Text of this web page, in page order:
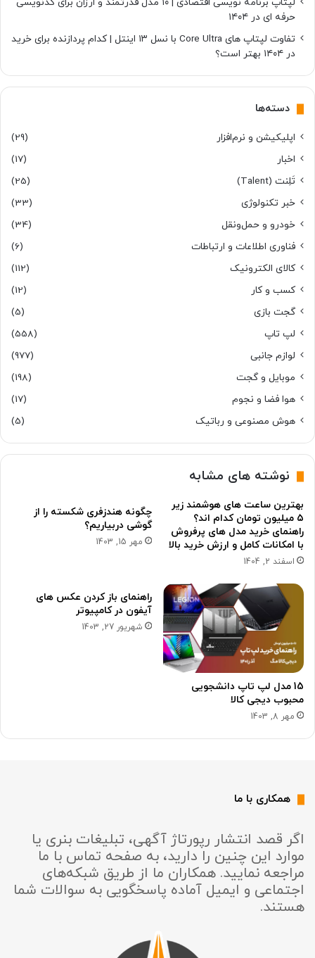
حرفه ای در ۱۴۰۴
تفاوت لپتاپ های Core Ultra با نسل ۱۳ اینتل | کدام پردازنده برای خرید
در ۱۴۰۴ بهتر است؟
دسته‌ها
اپلیکیشن و نرم‌افزار
(29)
اخبار
(17)
تَلِنت (Talent)
(25)
خبر تکنولوژی
(33)
خودرو و حمل‌و‌نقل
(34)
فناوری اطلاعات و ارتباطات
(6)
کالای الکترونیک
(112)
کسب و کار
(12)
گجت بازی
(5)
لپ تاپ
(558)
لوازم جانبی
(977)
موبایل و گجت
(198)
هوا فضا و نجوم
(17)
هوش مصنوعی و رباتیک
(5)
نوشته های مشابه
بهترین ساعت های هوشمند زیر
۵ میلیون تومان کدام اند؟
راهنمای خرید مدل های پرفروش
با امکانات کامل و ارزش خرید بالا
اسفند 2, 1404
چگونه هندزفری شکسته را از
گوشی دربیاریم؟
مهر 15, 1403
15 مدل لپ تاپ دانشجویی
محبوب دیجی کالا
مهر 8, 1403
راهنمای باز کردن عکس های
آیفون در کامپیوتر
شهریور 27, 1403
همکاری با ما
اگر قصد انتشار رپورتاژ آگهی، تبلیغات بنری یا
موارد این چنین را دارید، به صفحه تماس با ما
مراجعه نمایید. همکاران ما از طریق شبکه‌های
اجتماعی و ایمیل آماده پاسخگویی به سوالات شما
هستند.